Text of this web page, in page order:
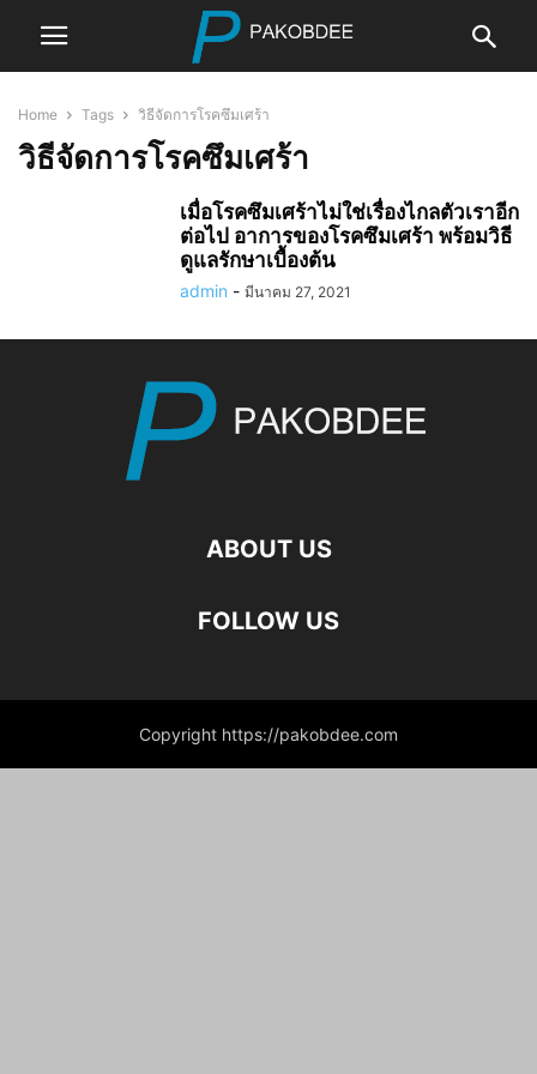
Home Tags วิธีจัดการโรคซึมเศร้า
วิธีจัดการโรคซึมเศร้า
เมื่อโรคซึมเศร้าไม่ใช่เรื่องไกลตัวเราอีก
ต่อไป อาการของโรคซึมเศร้า พร้อมวิธี
ดูแลรักษาเบื้องต้น
admin - มีนาคม 27, 2021
ABOUT US
FOLLOW US
Copyright https://pakobdee.com